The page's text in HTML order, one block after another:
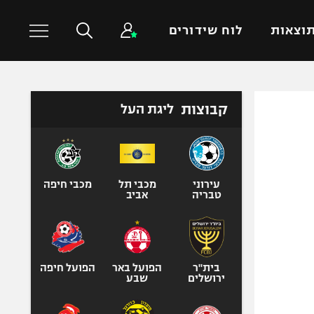
תוצאות לוח שידורים
כדורסל עולמי ענפים נוספים
כדוריד
שחייה
אגרוף
ספורט אולימפי
היאבקות WWE
קבוצות ליגת העל
עירוני
טבריה
מכבי תל
אביב
מכבי חיפה
בית"ר
ירושלים
הפועל באר
שבע
הפועל חיפה